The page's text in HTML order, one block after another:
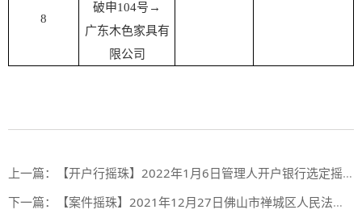
8
破申104号 →
广东木色家具有
限公司
上一篇：
【开户行摇珠】2022年1月6日管理人开户银行选定摇珠结果（第二十一期）
下一篇：
【案件摇珠】2021年12月27日佛山市禅城区人民法院案件摇珠结果